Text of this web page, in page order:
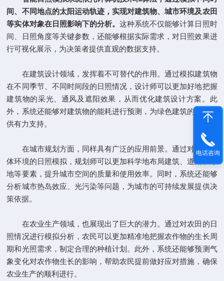
间、不同地点的太阳运动轨迹，实现对建筑物、城市环境及农田
等实体对象在日照影响下的分析。这种系统不仅能够计算日照时
间、日照角度等关键参数，还能够根据实际需求，对日照效果进
行可视化展示，为决策者提供直观的数据支持。
在建筑设计领域，发挥着不可替代的作用。通过模拟建筑物
在不同季节、不同时间段的日照情况，设计师可以更加好地把握
建筑物的采光、通风及遮阳效果，从而优化建筑设计方案。此
外，系统还能够对建筑物的能耗进行预测，为绿色建筑的推广提
供有力支持。
在城市规划方面，同样具有广泛的应用前景。通过对城市整
体环境的日照模拟，规划师可以更加科学地布局建筑、道路和绿
地等要素，提升城市空间的质量和使用效率。同时，系统还能够
分析城市热岛效应、光污染等问题，为城市的可持续发展提供决
策依据。
在农业生产领域，也展现出了巨大的潜力。通过对农田的日
照情况进行模拟分析，农民可以更加精准地把握农作物的生长周
期和光照需求，制定合理的种植计划。此外，系统还能够预测气
象变化对农作物生长的影响，帮助农民提前做好应对措施，确保
农业生产的顺利进行。
电话咨询